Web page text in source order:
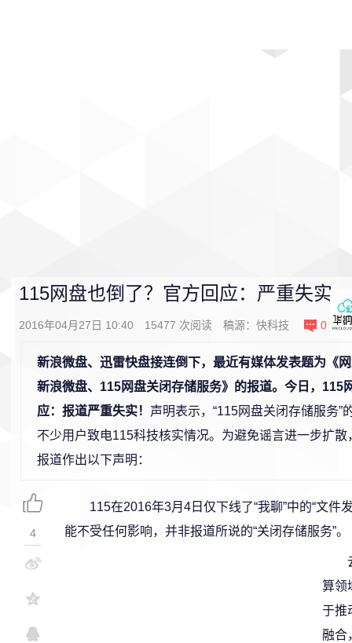
115网盘也倒了？官方回应：严重失实
2016年04月27日 10:40 15477 次阅读 稿源： 快科技 0 条
新浪微盘、迅雷快盘接连倒下，最近有媒体发表题为《
新浪微盘、115网盘关闭存储服务》的报道。今日，115
应：报道严重失实！ 声明表示，“115网盘关闭存储服务”
不少用户致电115科技核实情况。为避免谣言进一步扩散
报道作出以下声明：
115在2016年3月4日仅下线了“我聊”中的“文件
能不受任何影响，并非报道所说的“关闭存储服务”。
算领
于推
融合
4